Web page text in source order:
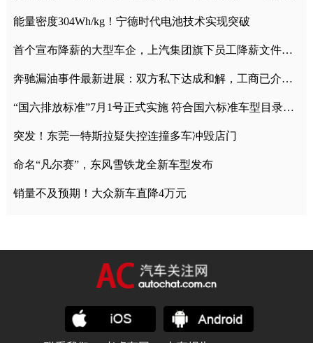
能量密度304Wh/kg！宁德时代电池技术实现突破
首个宣布降薪的大型车企，上汽集团旗下员工降薪文件曝光
奔驰漏油事件最新进展：双方私下达成和解，工商已介入调查
“国六排放标准”7月1号正式实施 符合国六标准车型目录一览
突发！东莞一特斯拉疑失控连撞多车冲毁店门
命名“凡尔赛”，东风雪铁龙全新车型发布
销量不及预期！大众新车直降4万元